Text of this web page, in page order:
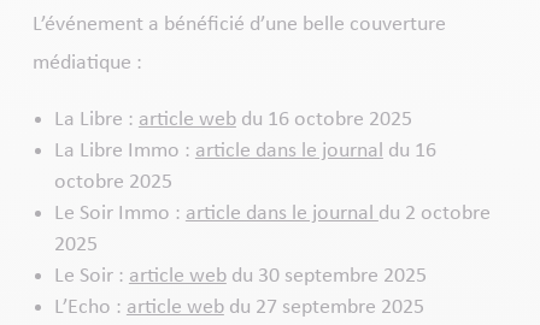
L’événement a bénéficié d’une belle couverture
médiatique :
La Libre : article webdu 16 octobre 2025
La Libre Immo : article dans le journal du 16
octobre 2025
Le Soir Immo : article dans le journal du 2 octobre
2025
Le Soir : article webdu 30 septembre 2025
L’Echo : article webdu 27 septembre 2025